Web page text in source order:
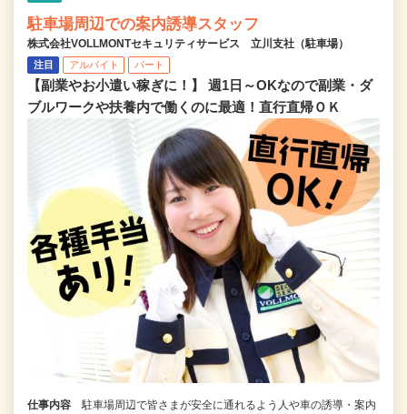
駐車場周辺での案内誘導スタッフ
株式会社VOLLMONTセキュリティサービス 立川支社（駐車場）
注目 アルバイト パート
【副業やお小遣い稼ぎに！】 週1日～OKなので副業・ダ
ブルワークや扶養内で働くのに最適！直行直帰ＯＫ
仕事内容
駐車場周辺で皆さまが安全に通れるよう人や車の誘導・案内